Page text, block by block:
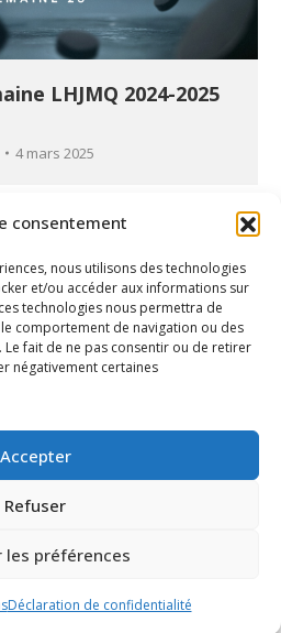
consentement
nous utilisons des technologies
et/ou accéder aux informations sur
technologies nous permettra de
comportement de navigation ou des
Le fait de ne pas consentir ou de retirer
négativement certaines
Accepter
Refuser
les préférences
Déclaration de confidentialité
LHJMQ 2024-2025
4 mars 2025
LHJMQ | Semaine 22
25 février 2025